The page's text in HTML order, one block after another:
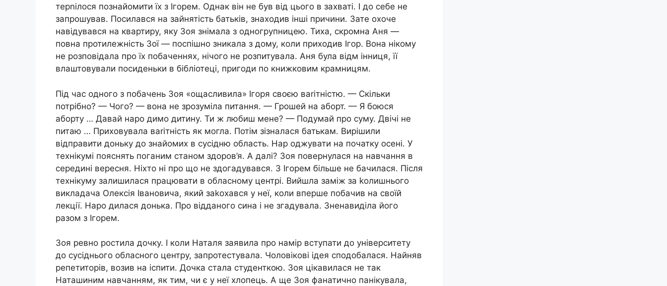
терnілося познайомити їх з Ігорем. Однак він не був від цього в захваті. І до себе не
запрошував. Посилався на зайнятість батьків, знаходив інші причини. Зате охоче
навідувався на квартиру, яку Зоя знімала з одногрупницею. Тиха, скромна Аня —
повна протилежність Зої — поспішно зникала з дому, коли приходив Ігор. Вона нікому
не розповідала про їх побаченнях, нічого не розпитувала. Аня була відм інниця, її
влаштовували посиденьки в бібліотеці, пригоди по книжковим крамницям.
Під час одного з побачень Зоя «ощасливила» Ігоря своєю ваrітністю. — Скільки
потрібно? — Чого? — вона не зрозуміла питання. — Грошей на аборт. — Я боюся
аборту … Давай наро димо дитину. Ти ж любиш мене? — Подумай про суму. Двічі не
питаю … Приховувала ваrітність як могла. Потім зізналася батькам. Вирішили
відправити доньку до знайомих в сусідню область. Нар оджувати на початку осені. У
технікумі пояснять поганим станом здоров’я. А далі? Зоя повернулася на навчання в
середині вересня. Ніхто ні про що не здогадувався. З Ігорем більше не бачилася. Після
технікуму залишилася працювати в обласному центрі. Вийшла заміж за kолишнього
викладача Олексія Івановича, який заkохався у неї, коли вперше побачив на своїй
лекції. Наро дилася донька. Про відданого сина і не згадувала. Зненавиділа його
разом з Ігорем.
Зоя ревно ростила дочку. І коли Наталя заявила про намір вступати до університету
до сусіднього обласного центру, запротестувала. Чоловікові ідея сподобалася. Найняв
репетиторів, возив на іспити. Дочка стала студенткою. Зоя цікавилася не так
Наташиним навчанням, як тим, чи є у неї хлопець. А ще Зоя фанатично панікувала,